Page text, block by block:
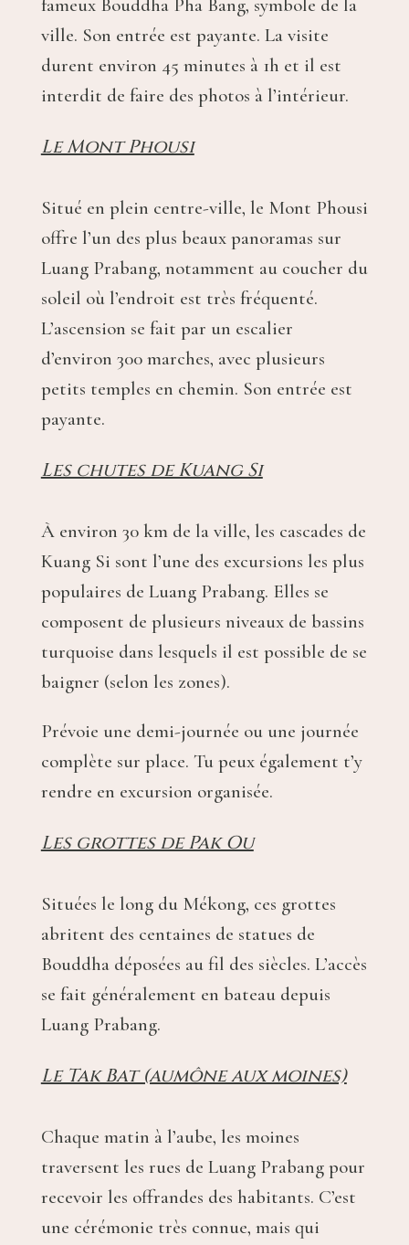
fameux Bouddha Pha Bang, symbole de la
ville. Son entrée est payante. La visite
durent environ 45 minutes à 1h et il est
interdit de faire des photos à l’intérieur.
Le Mont Phousi
Situé en plein centre-ville, le Mont Phousi
offre l’un des plus beaux panoramas sur
Luang Prabang, notamment au coucher du
soleil où l’endroit est très fréquenté.
L’ascension se fait par un escalier
d’environ 300 marches, avec plusieurs
petits temples en chemin. Son entrée est
payante.
Les chutes de Kuang Si
À environ 30 km de la ville, les cascades de
Kuang Si sont l’une des excursions les plus
populaires de Luang Prabang. Elles se
composent de plusieurs niveaux de bassins
turquoise dans lesquels il est possible de se
baigner (selon les zones).
Prévoie une demi-journée ou une journée
complète sur place. Tu peux également t’y
rendre en excursion organisée.
Les grottes de Pak Ou
Situées le long du Mékong, ces grottes
abritent des centaines de statues de
Bouddha déposées au fil des siècles. L’accès
se fait généralement en bateau depuis
Luang Prabang.
Le Tak Bat (aumône aux moines)
Chaque matin à l’aube, les moines
traversent les rues de Luang Prabang pour
recevoir les offrandes des habitants. C’est
une cérémonie très connue, mais qui